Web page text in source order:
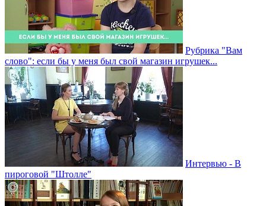
Рубрика "Вам
слово": если бы у меня был свой магазин игрушек...
Интервью - В
пироговой "Штолле"